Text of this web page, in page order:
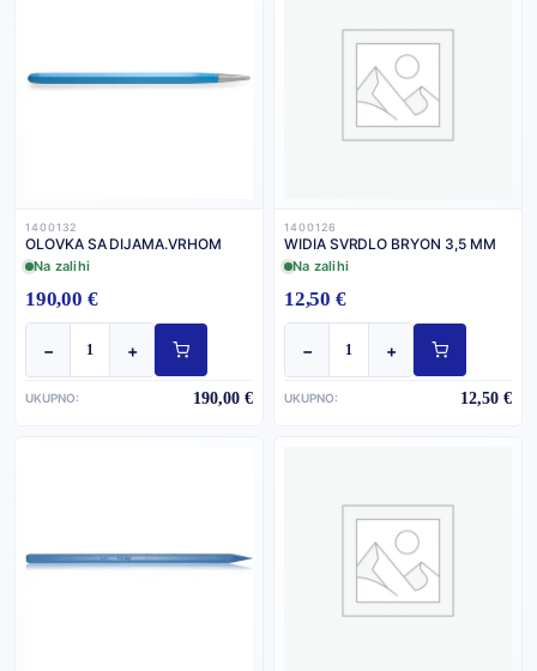
1400132
OLOVKA SA DIJAMA.VRHOM
Na zalihi
190,00 €
− +
UKUPNO: 190,00 €
1400126
WIDIA SVRDLO BRYON 3,5 MM
Na zalihi
12,50 €
− +
UKUPNO: 12,50 €